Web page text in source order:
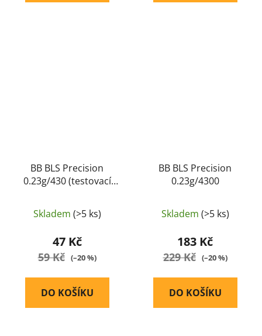
BB BLS Precision
0.23g/430 (testovací
Skladem (>5 ks)
47 Kč
59 Kč (–20 %)
DO KOŠÍKU
BB BLS Precision
0.23g/4300
Skladem (>5 ks)
183 Kč
229 Kč (–20 %)
DO KOŠÍKU